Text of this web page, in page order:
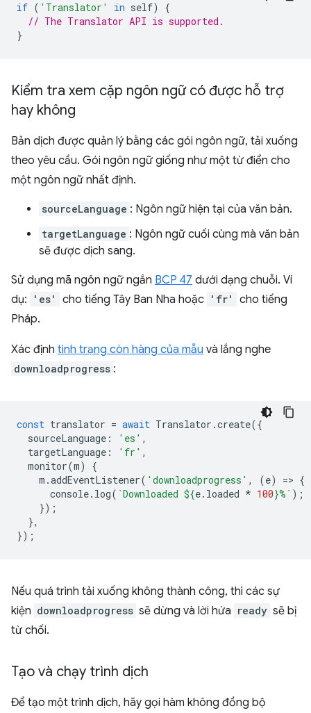
if ( 'Translator' in self)
{
// The Translator API is supported.
}
Kiểm tra xem cặp ngôn ngữ có được hỗ trợ
hay không
Bản dịch được quản lý bằng các gói ngôn ngữ, tải xuống
theo yêu cầu. Gói ngôn ngữ giống như một từ điển cho
một ngôn ngữ nhất định.
sourceLanguage : Ngôn ngữ hiện tại của văn bản.
targetLanguage : Ngôn ngữ cuối cùng mà văn bản
sẽ được dịch sang.
Sử dụng mã ngôn ngữ ngắn BCP 47 dưới dạng chuỗi. Ví
dụ:
'es' cho tiếng Tây Ban Nha hoặc 'fr'
cho tiếng
Pháp.
Xác định tình trạng còn hàng của mẫu và lắng nghe
downloadprogress :
const translator = await Translator .create({
sourceLanguage : 'es' ,
targetLanguage : 'fr' ,
monitor(m)
{
m .addEventListener( 'downloadprogress' , (e) => {
console. log( `Downloaded ${e. loaded * 100}%` );
});
},
});
Nếu quá trình tải xuống không thành công, thì các sự
kiện downloadprogress sẽ dừng và lời hứa ready sẽ bị
từ chối.
Tạo và chạy trình dịch
Để tạo một trình dịch, hãy gọi hàm không đồng bộ